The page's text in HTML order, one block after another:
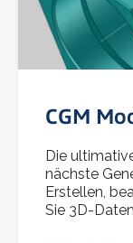
CGM
Die
nächste
Erstellen,
Sie 3D-